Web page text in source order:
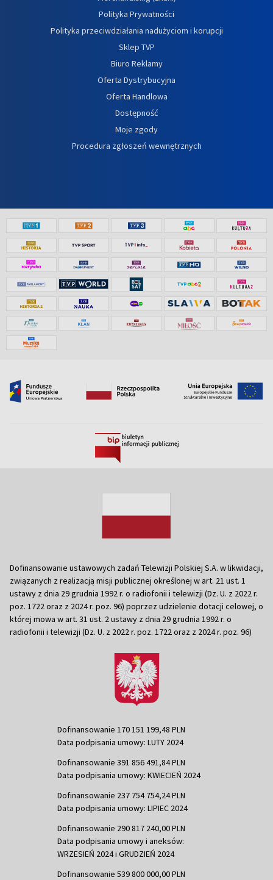
Polityka Prywatności
Polityka przeciwdziałania nadużyciom i korupcji
Sklep TVP
Biuro Reklamy
Oferta Dystrybucyjna
Oferta Handlowa
Dostępność
Moje zgody
Procedura zgłoszeń wewnętrznych
Dofinansowanie ustawowych zadań Telewizji Polskiej S.A. w likwidacji,
związanych z realizacją misji publicznej określonej w art. 21 ust. 1
ustawy z dnia 29 grudnia 1992 r. o radiofonii i telewizji (Dz. U. z 2022 r.
poz. 1722 oraz z 2024 r. poz. 96) poprzez udzielenie dotacji celowej, o
której mowa w art. 31 ust. 2 ustawy z dnia 29 grudnia 1992 r. o
radiofonii i telewizji (Dz. U. z 2022 r. poz. 1722 oraz z 2024 r. poz. 96)
Dofinansowanie 170 151 199,48 PLN
Data podpisania umowy: LUTY 2024
Dofinansowanie 391 856 491,84 PLN
Data podpisania umowy: KWIECIEŃ 2024
Dofinansowanie 237 754 754,24 PLN
Data podpisania umowy: LIPIEC 2024
Dofinansowanie 290 817 240,00 PLN
Data podpisania umowy i aneksów:
WRZESIEŃ 2024 i GRUDZIEŃ 2024
Dofinansowanie 539 800 000,00 PLN